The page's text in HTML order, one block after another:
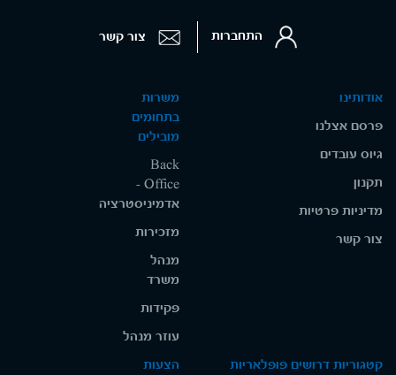
אודותינו
פרסם אצלנו
גיוס עובדים
תקנון
מדיניות פרטיות
צור קשר
משרות
בתחומים
מובילים
Back
Office -
אדמיניסטרציה
מזכירות
מנהל
משרד
פקידות
עוזר מנהל
קטגוריות דרושים פופלאריות
הצעות